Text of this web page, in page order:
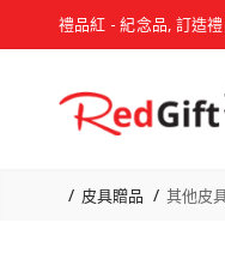
禮品紅 - 紀念品, 訂造
皮具贈品 其他皮